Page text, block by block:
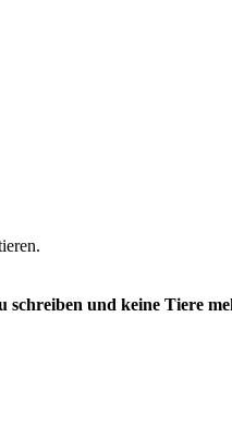
und keine Tiere